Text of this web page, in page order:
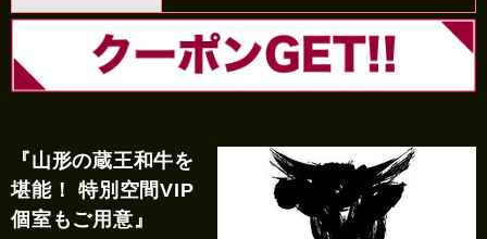
『山形の蔵王和牛を
堪能！ 特別空間VIP
個室もご用意』